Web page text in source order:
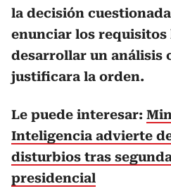
la decisión
enunciar los requisitos
desarrollar un análisis
justificara la orden.
Le puede interesar:
Inteligencia advierte
disturbios tras
presidencial